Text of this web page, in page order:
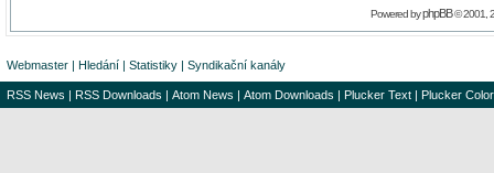
Powered byphpBB© 2001,
Webmaster | Hledání | Statistiky | Syndikační kanály
RSS News | RSS Downloads | Atom News | Atom Downloads | Plucker Text | Plucker Color